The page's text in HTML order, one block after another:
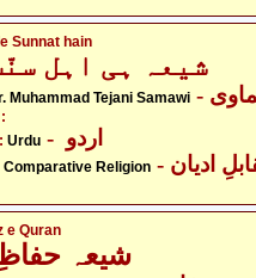
Sunnat hain
Muhammad Tejani Samawi
Urdu
Comparative Religion ادیان
e Quran
شیعہ